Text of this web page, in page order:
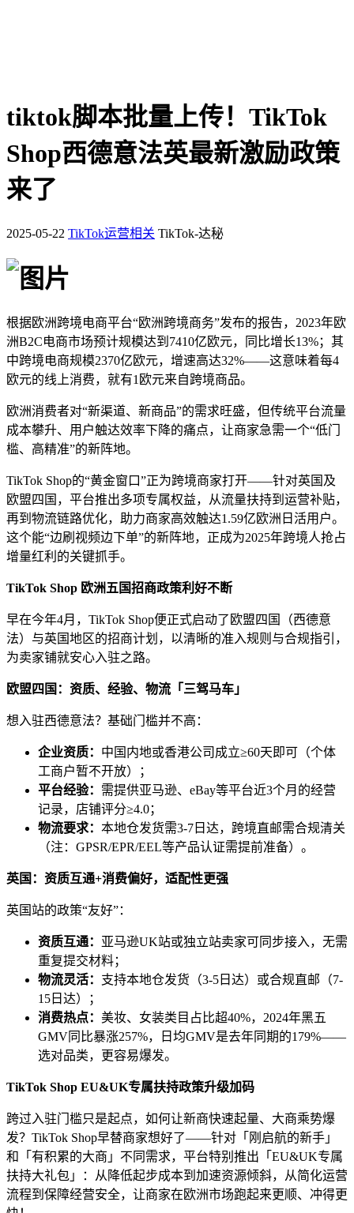
tiktok脚本批量上传！TikTok
Shop西德意法英最新激励政策
来了
2025-05-22 TikTok运营相关 TikTok-达秘
根据欧洲跨境电商平台“欧洲跨境商务”发布的报告，2023年欧
洲B2C电商市场预计规模达到7410亿欧元，同比增长13%；其
中跨境电商规模2370亿欧元，增速高达32%——这意味着每4
欧元的线上消费，就有1欧元来自跨境商品。
欧洲消费者对“新渠道、新商品”的需求旺盛，但传统平台流量
成本攀升、用户触达效率下降的痛点，让商家急需一个“低门
槛、高精准”的新阵地。
TikTok Shop的“黄金窗口”正为跨境商家打开——针对英国及
欧盟四国，平台推出多项专属权益，从流量扶持到运营补贴，
再到物流链路优化，助力商家高效触达1.59亿欧洲日活用户。
这个能“边刷视频边下单”的新阵地，正成为2025年跨境人抢占
增量红利的关键抓手。
TikTok Shop 欧洲五国招商政策利好不断
早在今年4月，TikTok Shop便正式启动了欧盟四国（西德意
法）与英国地区的招商计划，以清晰的准入规则与合规指引，
为卖家铺就安心入驻之路。
欧盟四国：资质、经验、物流「三驾马车」
想入驻西德意法？基础门槛并不高：
企业资质： 中国内地或香港公司成立≥60天即可（个体
工商户暂不开放）；
平台经验： 需提供亚马逊、eBay等平台近3个月的经营
记录，店铺评分≥4.0；
物流要求： 本地仓发货需3-7日达，跨境直邮需合规清关
（注：GPSR/EPR/EEL等产品认证需提前准备）。
英国：资质互通+消费偏好，适配性更强
英国站的政策“友好”：
资质互通： 亚马逊UK站或独立站卖家可同步接入，无需
重复提交材料；
物流灵活： 支持本地仓发货（3-5日达）或合规直邮（7-
15日达）；
消费热点： 美妆、女装类目占比超40%，2024年黑五
GMV同比暴涨257%，日均GMV是去年同期的179%——
选对品类，更容易爆发。
TikTok Shop EU&UK专属扶持政策升级加码
跨过入驻门槛只是起点，如何让新商快速起量、大商乘势爆
发？TikTok Shop早替商家想好了——针对「刚启航的新手」
和「有积累的大商」不同需求，平台特别推出「EU&UK专属
扶持大礼包」：从降低起步成本到加速资源倾斜，从简化运营
流程到保障经营安全，让商家在欧洲市场跑起来更顺、冲得更